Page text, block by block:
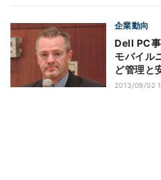
企業動向
Dell PC
モバイル
ど管理と
2013/09/02